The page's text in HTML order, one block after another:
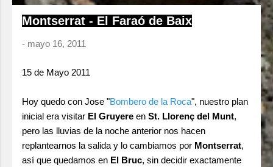
Montserrat - El Faraó de Baix
- mayo 16, 2011
15 de Mayo 2011
Hoy quedo con Jose "Bombero de la Roca", nuestro plan
inicial era visitar El Gruyere en St. Llorenç del Munt,
pero las lluvias de la noche anterior nos hacen
replantearnos la salida y lo cambiamos por Montserrat,
así que quedamos en El Bruc, sin decidir exactamente